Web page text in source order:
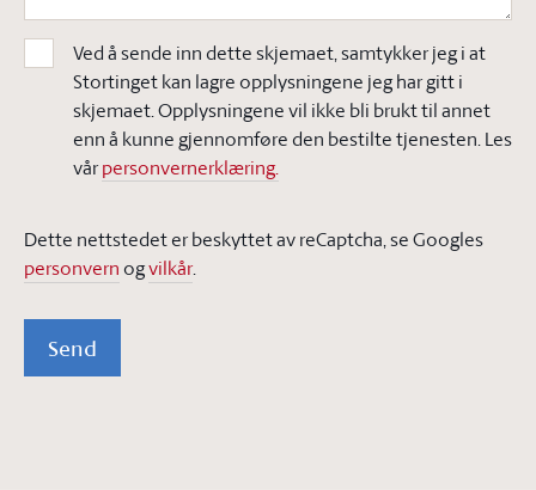
Ved å sende inn dette skjemaet, samtykker jeg i at
Stortinget kan lagre opplysningene jeg har gitt i
skjemaet. Opplysningene vil ikke bli brukt til annet
enn å kunne gjennomføre den bestilte tjenesten. Les
vårpersonvernerklæring.
Dette nettstedet er beskyttet av reCaptcha, se Googles
personvern ogvilkår.
Send